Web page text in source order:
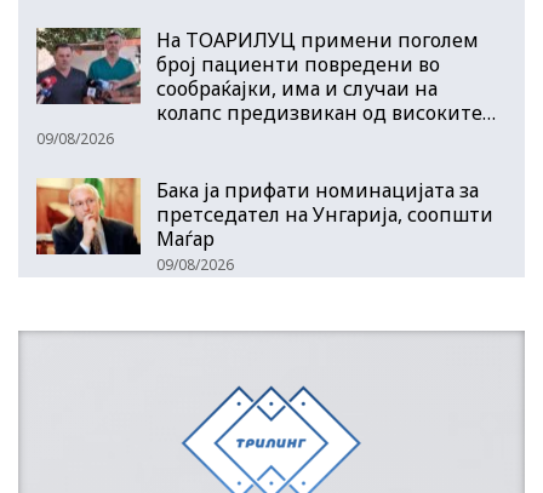
На ТОАРИЛУЦ примени поголем
број пациенти повредени во
сообраќајки, има и случаи на
колапс предизвикан од високите…
09/08/2026
Бака ја прифати номинацијата за
претседател на Унгарија, соопшти
Маѓар
09/08/2026